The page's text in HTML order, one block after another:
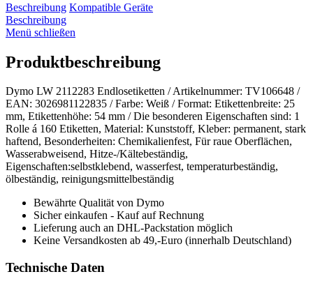
Beschreibung Kompatible Geräte
Beschreibung
Menü schließen
Produktbeschreibung
Dymo LW 2112283 Endlosetiketten / Artikelnummer: TV106648 /
EAN: 3026981122835 / Farbe: Weiß / Format: Etikettenbreite: 25
mm, Etikettenhöhe: 54 mm / Die besonderen Eigenschaften sind: 1
Rolle á 160 Etiketten, Material: Kunststoff, Kleber: permanent, stark
haftend, Besonderheiten: Chemikalienfest, Für raue Oberflächen,
Wasserabweisend, Hitze-/Kältebeständig,
Eigenschaften:selbstklebend, wasserfest, temperaturbeständig,
ölbeständig, reinigungsmittelbeständig
Bewährte Qualität von Dymo
Sicher einkaufen - Kauf auf Rechnung
Lieferung auch an DHL-Packstation möglich
Keine Versandkosten ab 49,-Euro (innerhalb Deutschland)
Technische Daten